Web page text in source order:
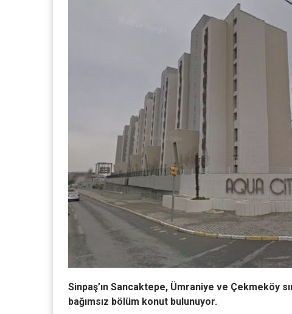
Sinpaş’ın Sancaktepe, Ümraniye ve Çekmeköy
bağımsız bölüm konut bulunuyor.